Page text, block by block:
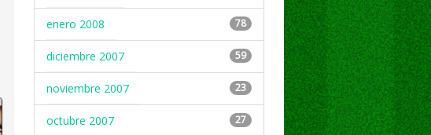
enero 2008 78
diciembre 2007 59
noviembre 2007 23
octubre 2007 27